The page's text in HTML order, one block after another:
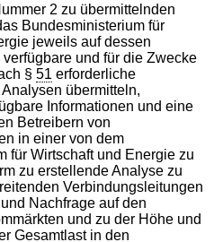
2 zu übermittelnden
Bundesministerium für
jeweils auf dessen
und für die Zwecke
§51 erforderliche
übermitteln,
Informationen und eine
Betreibern von
in einer von dem
für Wirtschaft und Energie zu
zu erstellende Analyse zu
Verbindungsleitungen
Nachfrage auf den
und zu der Höhe und
Gesamtlast in den